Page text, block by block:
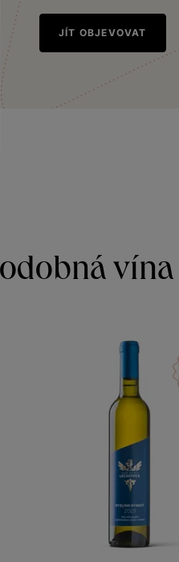
JÍT OBJEVOVAT
vína